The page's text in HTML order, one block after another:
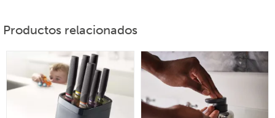
Productos relacionados